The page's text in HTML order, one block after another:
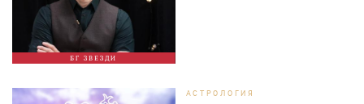
БГ ЗВЕЗДИ
АСТРОЛОГИЯ